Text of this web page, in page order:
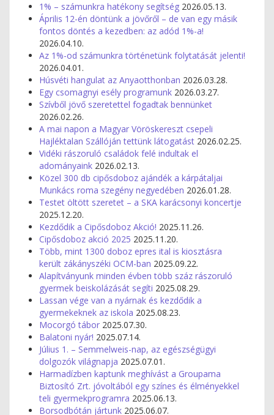
1% – számunkra hatékony segítség 2026.05.13.
Április 12-én döntünk a jövőről – de van egy másik
fontos döntés a kezedben: az adód 1%-a!
2026.04.10.
Az 1%-od számunkra történetünk folytatását jelenti!
2026.04.01.
Húsvéti hangulat az Anyaotthonban 2026.03.28.
Egy csomagnyi esély programunk 2026.03.27.
Szívből jövő szeretettel fogadtak bennünket
2026.02.26.
A mai napon a Magyar Vöröskereszt csepeli
Hajléktalan Szállóján tettünk látogatást 2026.02.25.
Vidéki rászoruló családok felé indultak el
adományaink 2026.02.13.
Közel 300 db cipősdoboz ajándék a kárpátaljai
Munkács roma szegény negyedében 2026.01.28.
Testet öltött szeretet – a SKA karácsonyi koncertje
2025.12.20.
Kezdődik a Cipősdoboz Akció! 2025.11.26.
Cipősdoboz akció 2025 2025.11.20.
Több, mint 1300 doboz epres ital is kiosztásra
került zákányszéki OCM-ban 2025.09.22.
Alapítványunk minden évben több száz rászoruló
gyermek beiskolázását segíti 2025.08.29.
Lassan vége van a nyárnak és kezdődik a
gyermekeknek az iskola 2025.08.23.
Mocorgó tábor 2025.07.30.
Balatoni nyár! 2025.07.14.
Július 1. – Semmelweis-nap, az egészségügyi
dolgozók világnapja 2025.07.01.
Harmadízben kaptunk meghívást a Groupama
Biztosító Zrt. jóvoltából egy színes és élményekkel
teli gyermekprogramra 2025.06.13.
Borsodbótán jártunk 2025.06.07.